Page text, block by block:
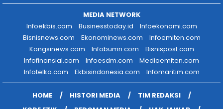
MEDIA NETWORK
Infoekbis.com
Businesstoday.id
Infoekonomi.com
Bisnisnews.com
Ekonominews.com
Infoemiten.com
Kongsinews.com
Infobumn.com
Bisnispost.com
Infofinansial.com
Infoesdm.com
Mediaemiten.com
Infotelko.com
Ekbisindonesia.com Infomaritim.com
HOME HISTORI MEDIA
TIM REDAKSI